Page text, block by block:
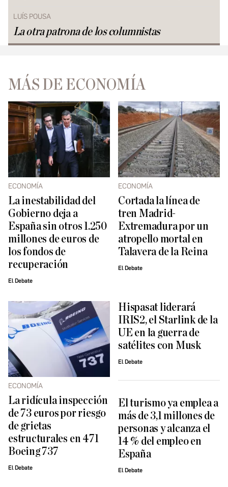
LUÍS POUSA
La otra patrona de los columnistas
MÁS DE ECONOMÍA
ECONOMÍA
La inestabilidad del
Gobierno deja a
España sin otros 1.250
millones de euros de
los fondos de
recuperación
El Debate
ECONOMÍA
Cortada la línea de
tren Madrid-
Extremadura por un
atropello mortal en
Talavera de la Reina
El Debate
ECONOMÍA
La ridícula inspección
de 73 euros por riesgo
de grietas
estructurales en 471
Boeing 737
El Debate
Hispasat liderará
IRIS2, el Starlink de la
UE en la guerra de
satélites con Musk
El Debate
El turismo ya emplea a
más de 3,1 millones de
personas y alcanza el
14 % del empleo en
España
El Debate